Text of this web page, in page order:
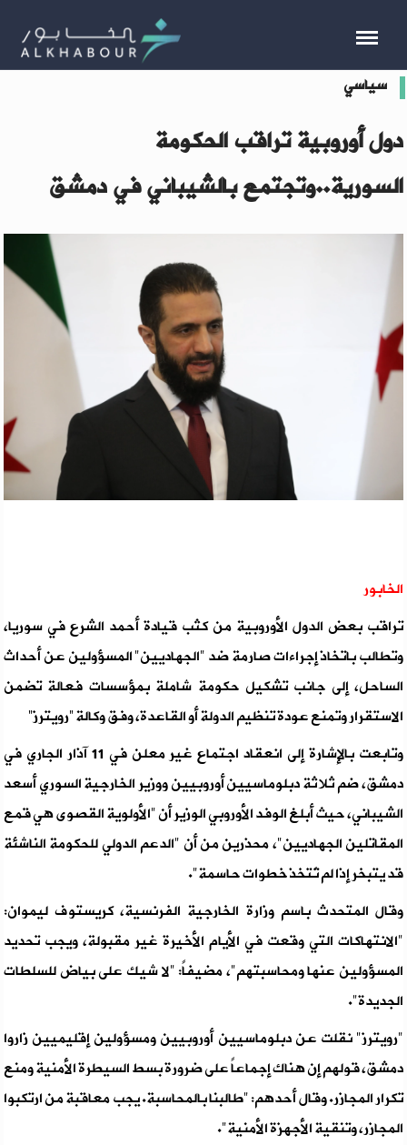
سياسي
دول أوروبية تراقب الحكومة
السورية..وتجتمع بالشيباني في دمشق
الخابور
تراقب بعض الدول الأوروبية من كثب قيادة أحمد الشرع في سوريا،
وتطالب باتخاذ إجراءات صارمة ضد "الجهاديين" المسؤولين عن أحداث
الساحل، إلى جانب تشكيل حكومة شاملة بمؤسسات فعالة تضمن
الاستقرار وتمنع عودة تنظيم الدولة أو القاعدة، وفق وكالة “رويترز”
وتابعت بالإشارة إلى انعقاد اجتماع غير معلن في 11 آذار الجاري في
دمشق، ضم ثلاثة دبلوماسيين أوروبيين ووزير الخارجية السوري أسعد
الشيباني، حيث أبلغ الوفد الأوروبي الوزير أن "الأولوية القصوى هي قمع
المقاتلين الجهاديين"، محذرين من أن "الدعم الدولي للحكومة الناشئة
قد يتبخر إذا لم تُتخذ خطوات حاسمة".
وقال المتحدث باسم وزارة الخارجية الفرنسية، كريستوف ليموان:
"الانتهاكات التي وقعت في الأيام الأخيرة غير مقبولة، ويجب تحديد
المسؤولين عنها ومحاسبتهم"، مضيفاً: "لا شيك على بياض للسلطات
الجديدة".
"رويترز" نقلت عن دبلوماسيين أوروبيين ومسؤولين إقليميين زاروا
دمشق، قولهم إن هناك إجماعاً على ضرورة بسط السيطرة الأمنية ومنع
تكرار المجازر. وقال أحدهم: "طالبنا بالمحاسبة. يجب معاقبة من ارتكبوا
المجازر، وتنقية الأجهزة الأمنية".